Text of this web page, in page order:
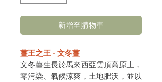
新增至購物車
薑王之王 - 文冬薑
文冬薑生長於馬來西亞雲頂高原上，
零污染、氣候涼爽，土地肥沃，並以